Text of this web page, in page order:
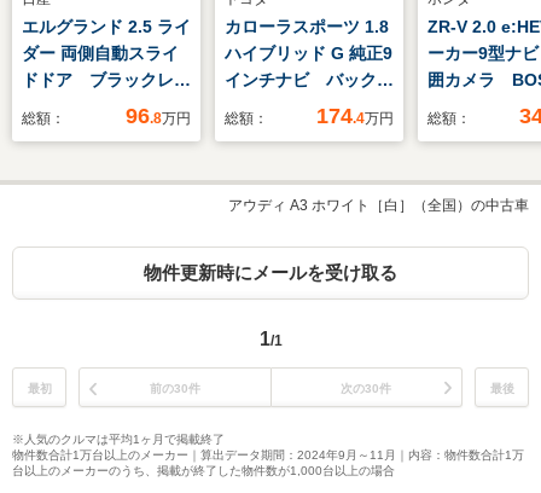
エルグランド 2.5 ライ
ダー 両側自動スライ
ドドア ブラックレザ
ーシート BADXロク
カーナビ 地デジフル
トキー HIDライト
総額： 96.8万円
カローラスポーツ 1.8
ハイブリッド G 純正9
インチナビ バックカ
メラ ETC2.0 ドラ
インドスポットモニタ
ー LEDヘッドライ
ステアリングスイッ
総額： 174.4万円
ZR-V 2.0
ーカー9型ナ
囲カメラ
ンド ホンダ
シート シー
ー シートヒ
AW ETC2.0
総額：
アウディ A3 ホワイト［白］（全国）の中古車
物件更新時にメールを受け取る
1/1
最初 前の30件 次の30件 最後
※人気のクルマは平均1ヶ月で掲載終了
物件数合計1万台以上のメーカー｜算出データ期間：2024年9月～11月｜内容：物件数合計1万
台以上のメーカーのうち、掲載が終了した物件数が1,000台以上の場合